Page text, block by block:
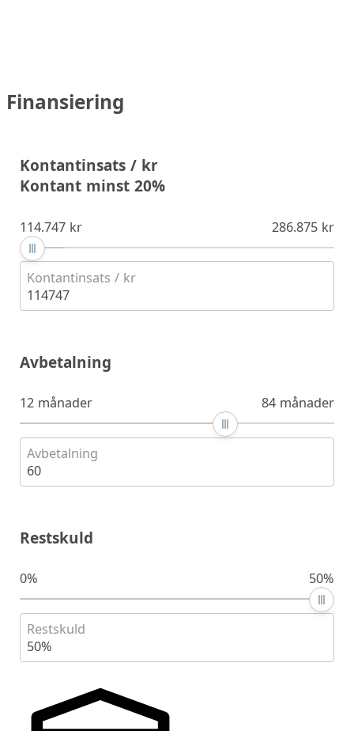
Finansiering
Kontantinsats / kr
Kontant minst 20%
114.747 kr 286.875 kr
Kontantinsats / kr
114747
Avbetalning
12 månader 84 månader
Avbetalning
60
Restskuld
0% 50%
Restskuld
50%